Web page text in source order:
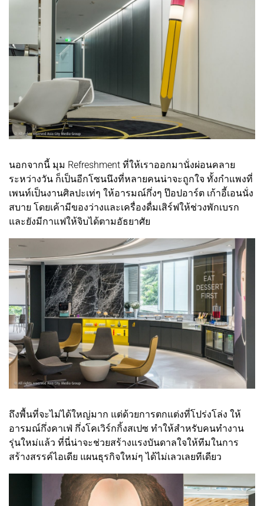
นอกจากนี้ มุม Refreshment ที่ให้เราออกมานั่งผ่อนคลาย
ระหว่างวัน ก็เป็นอีกโซนนึงที่หลายคนน่าจะถูกใจ ทั้งกำแพงที่
เพนท์เป็นงานศิลปะเท่ๆ ให้อารมณ์กึ่งๆ ป๊อปอาร์ต เก้าอี้เอนนั่ง
สบาย โดยเค้ามีของว่างและเครื่องดื่มเสิร์ฟให้ช่วงพักเบรก
และยังมีกาแฟให้จิบได้ตามอัธยาศัย
ถึงพื้นที่จะไม่ได้ใหญ่มาก แต่ด้วยการตกแต่งที่โปร่งโล่ง ให้
อารมณ์กึ่งคาเฟ่ กึ่งโคเวิร์กกิ้งสเปซ ทำให้สำหรับคนทำงาน
รุ่นใหม่แล้ว ที่นี่น่าจะช่วยสร้างแรงบันดาลใจให้ทีมในการ
สร้างสรรค์ไอเดีย แผนธุรกิจใหม่ๆ ได้ไม่เลวเลยทีเดียว